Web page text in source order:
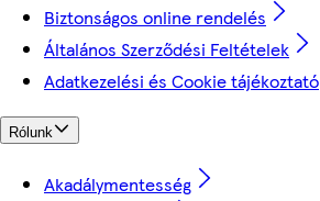
Biztonságos online rendelés
Általános Szerződési Feltételek
Adatkezelési és Cookie tájékoztató
Rólunk
Akadálymentesség